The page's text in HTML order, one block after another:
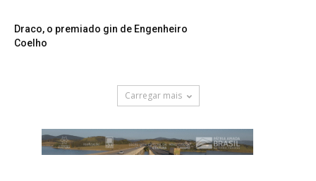
Draco, o premiado gin de Engenheiro
Coelho
Carregar mais